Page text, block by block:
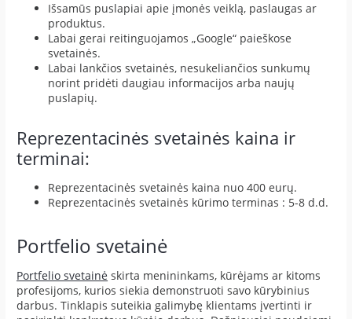
Išsamūs puslapiai apie įmonės veiklą, paslaugas ar
produktus.
Labai gerai reitinguojamos „Google“ paieškose
svetainės.
Labai lankčios svetainės, nesukeliančios sunkumų
norint pridėti daugiau informacijos arba naujų
puslapių.
Reprezentacinės svetainės kaina ir
terminai:
Reprezentacinės svetainės kaina nuo 400 eurų.
Reprezentacinės svetainės kūrimo terminas : 5-8 d.d.
Portfelio svetainė
Portfelio svetainė skirta menininkams, kūrėjams ar kitoms
profesijoms, kurios siekia demonstruoti savo kūrybinius
darbus. Tinklapis suteikia galimybę klientams įvertinti ir